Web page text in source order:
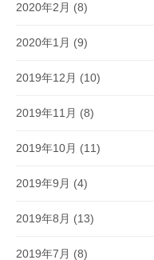
2020年2月 (8)
2020年1月 (9)
2019年12月 (10)
2019年11月 (8)
2019年10月 (11)
2019年9月 (4)
2019年8月 (13)
2019年7月 (8)